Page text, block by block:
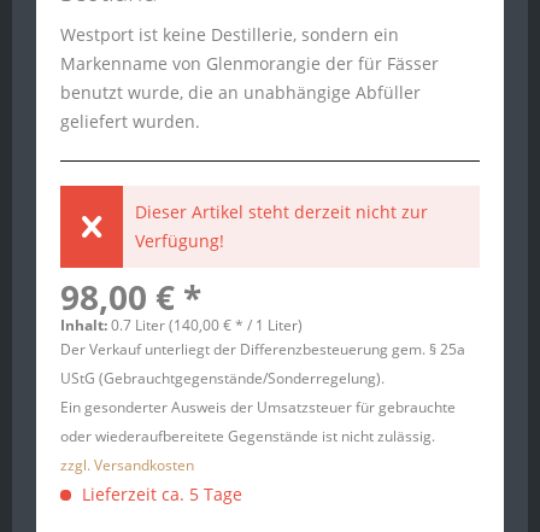
Westport ist keine Destillerie, sondern ein
Markenname von Glenmorangie der für Fässer
benutzt wurde, die an unabhängige Abfüller
geliefert wurden.
Dieser Artikel steht derzeit nicht zur
Verfügung!
98,00 € *
Inhalt:0.7 Liter (140,00 € * / 1 Liter)
Der Verkauf unterliegt der Differenzbesteuerung gem. § 25a
UStG (Gebrauchtgegenstände/Sonderregelung).
Ein gesonderter Ausweis der Umsatzsteuer für gebrauchte
oder wiederaufbereitete Gegenstände ist nicht zulässig.
zzgl. Versandkosten
Lieferzeit ca. 5 Tage